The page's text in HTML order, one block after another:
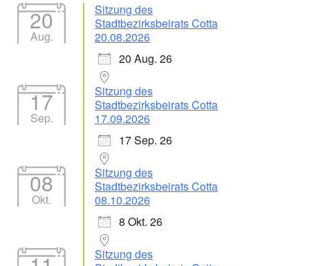
20
Aug.
Sitzung des
Stadtbezirksbeirats Cotta
20.08.2026
20 Aug. 26
17
Sep.
Sitzung des
Stadtbezirksbeirats Cotta
17.09.2026
17 Sep. 26
08
Okt.
Sitzung des
Stadtbezirksbeirats Cotta
08.10.2026
8 Okt. 26
Sitzung des